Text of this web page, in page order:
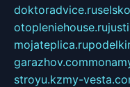
doktoradvice.ru
otopleniehouse.ru
mojateplica.ru
garazhov.com
stroyu.kzmy-